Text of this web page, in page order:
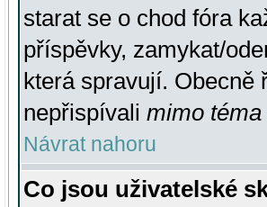
starat se o chod fóra
příspěvky, zamykat/
která spravují. Obecně
nepřispívali mimo téma
Návrat nahoru
Co jsou uživatelské